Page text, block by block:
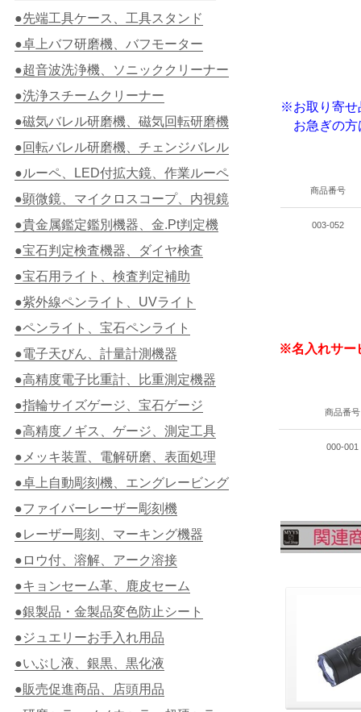
※お取り寄せ
お急ぎの方
商品番号
003-052
※名入れサー
商品番号
000-001
●先端工具ケース、工具スタンド
●卓上バフ研磨機、バフモーター
●超音波洗浄機、ソニッククリーナー
●洗浄スチームクリーナー
●磁気バレル研磨機、磁気回転研磨機
●回転バレル研磨機、チェンジバレル
●ルーペ、LED付拡大鏡、作業ルーペ
●顕微鏡、マイクロスコープ、内視鏡
●貴金属鑑定鑑別機器、金.Pt判定機
●宝石判定検査機器、ダイヤ検査
●宝石用ライト、検査判定補助
●紫外線ペンライト、UVライト
●ペンライト、宝石ペンライト
●電子天びん、計量計測機器
●高精度電子比重計、比重測定機器
●指輪サイズゲージ、宝石ゲージ
●高精度ノギス、ゲージ、測定工具
●メッキ装置、電解研磨、表面処理
●卓上自動彫刻機、エングレービング
●ファイバーレーザー彫刻機
●レーザー彫刻、マーキング機器
●ロウ付、溶解、アーク溶接
●キョンセーム革、鹿皮セーム
●銀製品・金製品変色防止シート
●ジュエリーお手入れ用品
●いぶし液、銀黒、黒化液
●販売促進商品、店頭用品